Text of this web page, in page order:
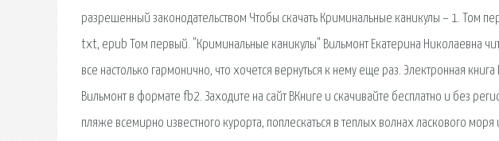
разрешенный законодательством Чтобы скачать Криминальные каникулы – 1. Том
txt, epub Том первый. "Криминальные каникулы" Вильмонт Екатерина Николаевна
все настолько гармонично, что хочется вернуться к нему еще раз. Электронная
Вильмонт в формате fb2. Заходите на сайт ВКниге и скачивайте бесплатно и без
пляже всемирно известного курорта, поплескаться в теплых волнах ласкового